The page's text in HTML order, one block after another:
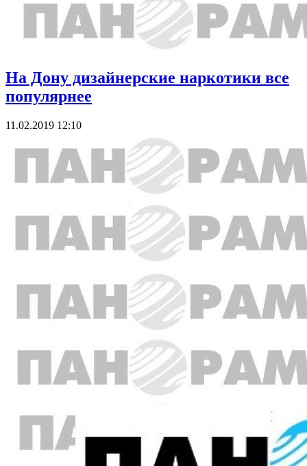
На Дону дизайнерские наркотики все
популярнее
11.02.2019 12:10